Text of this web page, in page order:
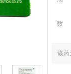
数
该药